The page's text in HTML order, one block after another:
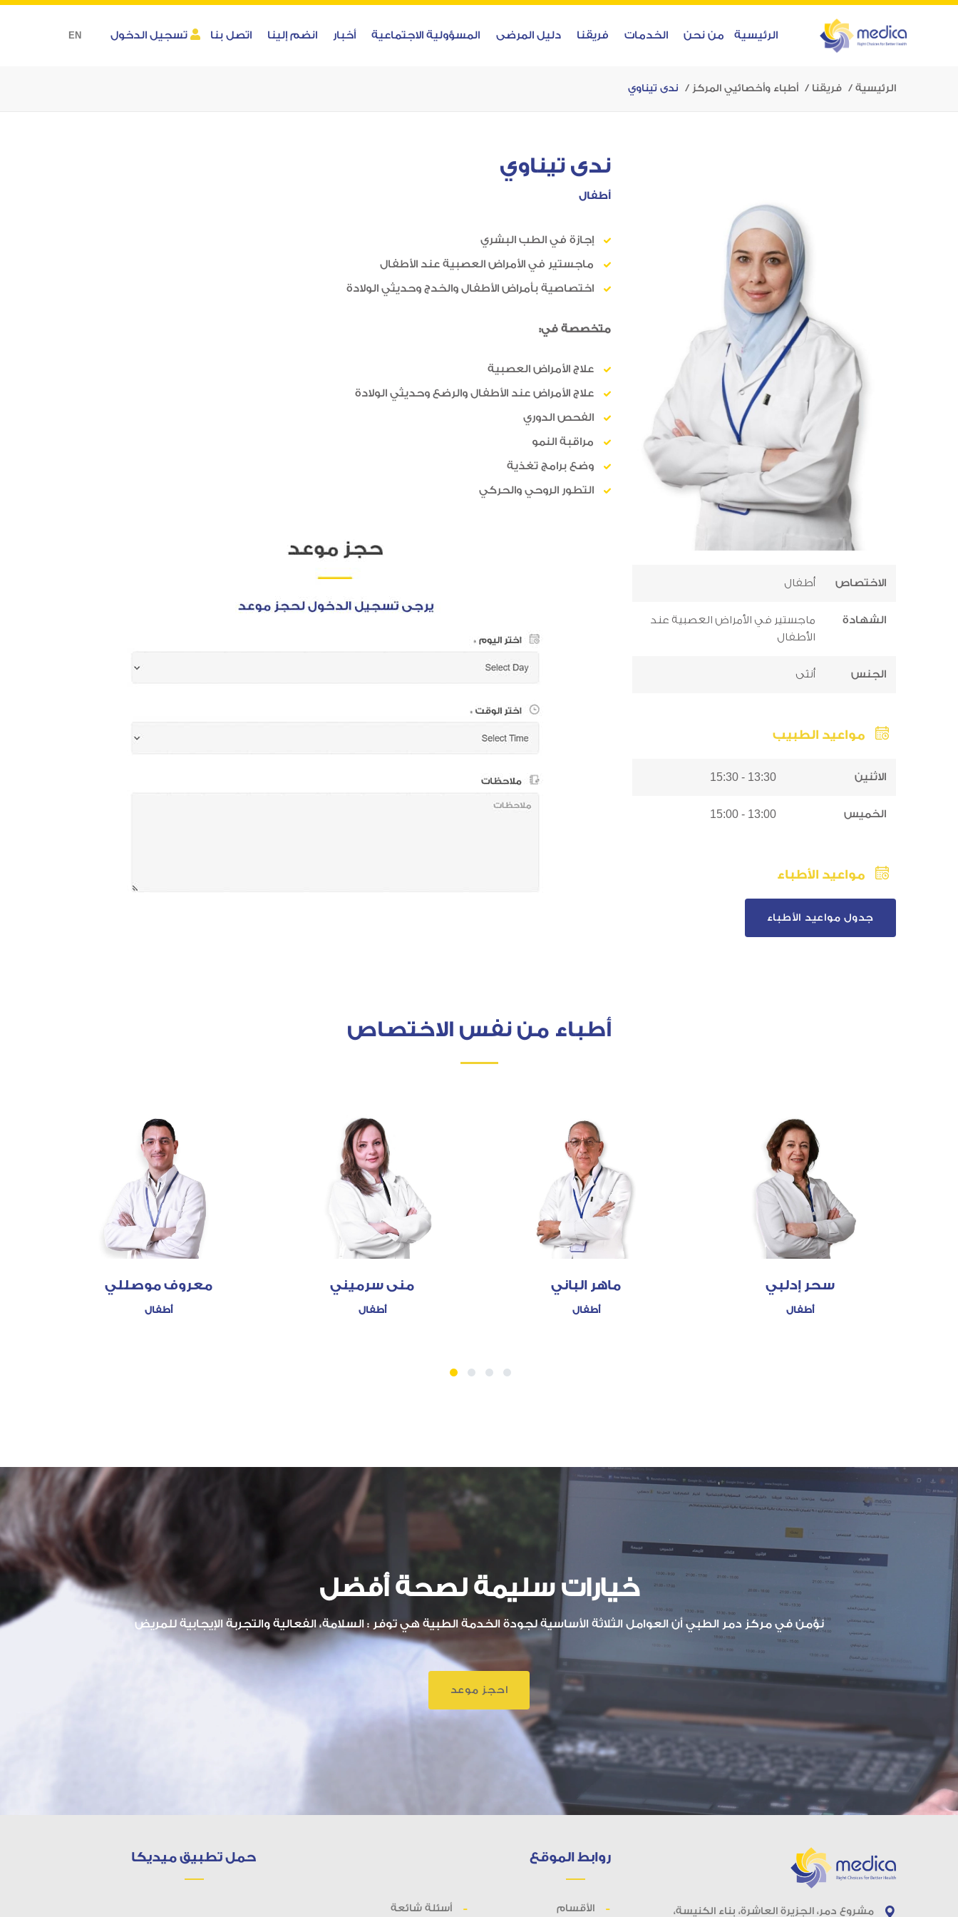
الرئيسية من نحن الخدمات فريقنا دليل المرضى المسؤولية الاجتماعية أخبار انضم إلينا اتصل بنا تسجيل الدخول EN
الرئيسية فريقنا أطباء وأخصائيي المركز ندى تيناوي
الاختصاص أطفال
الشهادة
ماجستير في الأمراض العصبية عند
الأطفال
الجنس أنثى
مواعيد الطبيب
الاثنين 13:30 - 15:30
الخميس 13:00 - 15:00
مواعيد الأطباء
جدول مواعيد الأطباء
ندى تيناوي
أطفال
إجازة في الطب البشري
ماجستير في الأمراض العصبية عند الأطفال
اختصاصية بأمراض الأطفال والخدج وحديثي الولادة
متخصصة في:
علاج الأمراض العصبية
علاج الأمراض عند الأطفال والرضع وحديثي الولادة
الفحص الدوري
مراقبة النمو
وضع برامج تغذية
التطور الروحي والحركي
أطباء من نفس الاختصاص
معروف موصللي
أطفال
منى سرميني
أطفال
ماهر الباني
أطفال
سحر إدلبي
أطفال
1 2 3 4
خيارات سليمة لصحة أفضل
نؤمن في مركز دمر الطبي أن العوامل الثلاثة الأساسية لجودة الخدمة الطبية هي توفر : السلامة، الفعالية والتجربة الإيجابية للمريض
احجز موعد
مشروع دمر، الجزيرة العاشرة، بناء الكنيسة،
روابط الموقع
الأقسام أسئلة شائعة
حمل تطبيق ميديكا